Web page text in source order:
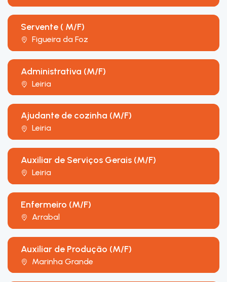
Servente ( M/F)
Figueira da Foz
Administrativa (M/F)
Leiria
Ajudante de cozinha (M/F)
Leiria
Auxiliar de Serviços Gerais (M/F)
Leiria
Enfermeiro (M/F)
Arrabal
Auxiliar de Produção (M/F)
Marinha Grande